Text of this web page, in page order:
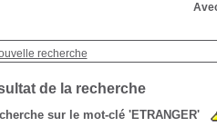
recherche
de la recherche
sur le mot-clé 'ETRANGER'